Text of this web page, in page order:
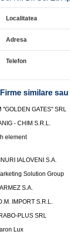
Localitatea
Adresa
Telefon
Firme similare
"GOLDEN GATES" SRL
- CHIM S.R.L.
element
IALOVENI S.A.
Solution Group
S.A.
IMPORT S.R.L.
PLUS SRL
Lux